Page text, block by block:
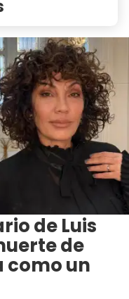
de Luis
de
como un